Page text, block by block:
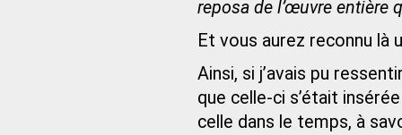
reposa de l’œuvre entière
Et vous aurez reconnu là
Ainsi, si j’avais pu
que celle-ci s’était
celle dans le temps, à